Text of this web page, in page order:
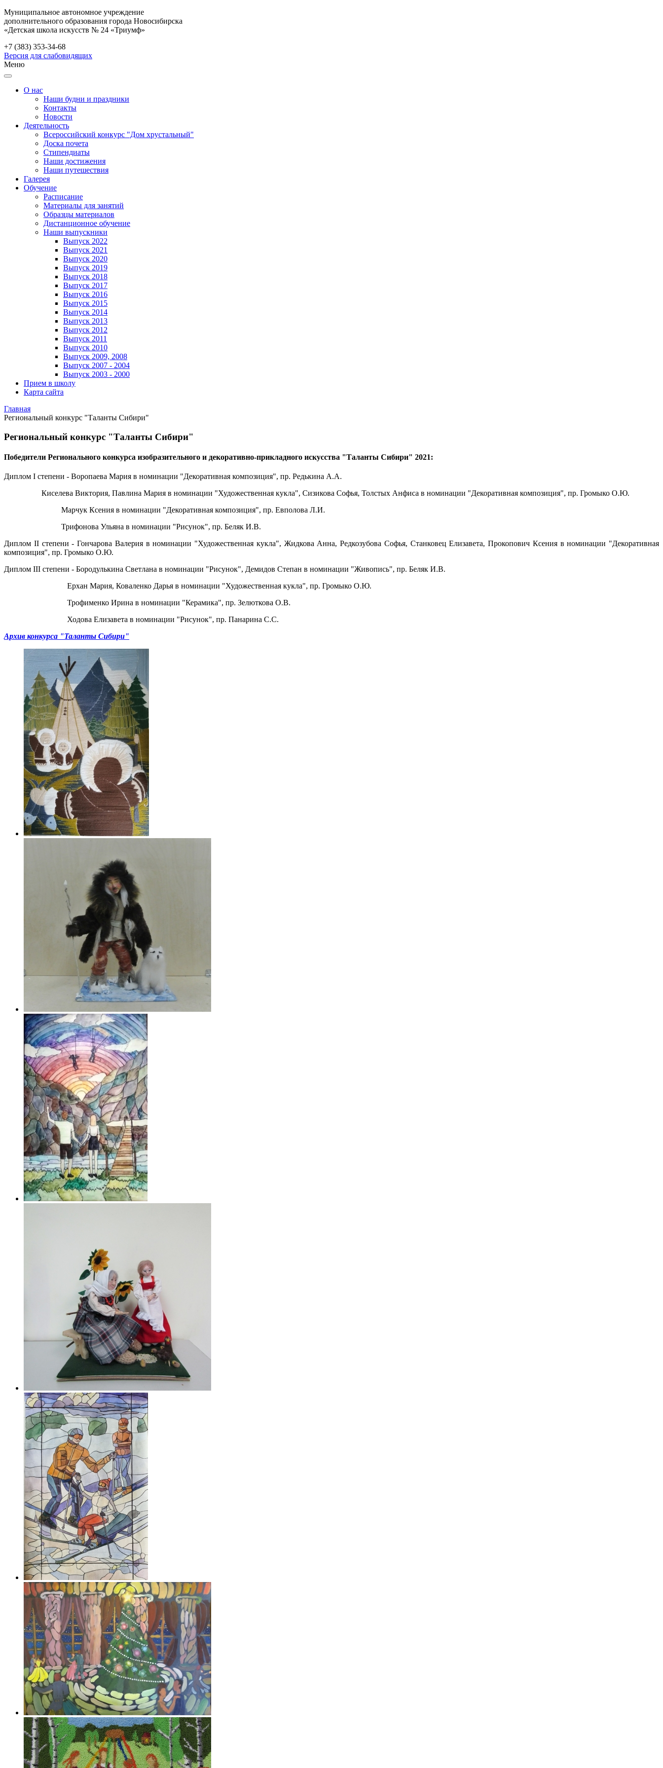
Муниципальное автономное учреждение
дополнительного образования города Новосибирска
«Детская школа искусств № 24 «Триумф»
+7 (383) 353-34-68
Версия для слабовидящих
Меню
О нас
Наши будни и праздники
Контакты
Новости
Деятельность
Всероссийский конкурс "Дом хрустальный"
Доска почета
Стипендиаты
Наши достижения
Наши путешествия
Галерея
Обучение
Расписание
Материалы для занятий
Образцы материалов
Дистанционное обучение
Наши выпускники
Выпуск 2022
Выпуск 2021
Выпуск 2020
Выпуск 2019
Выпуск 2018
Выпуск 2017
Выпуск 2016
Выпуск 2015
Выпуск 2014
Выпуск 2013
Выпуск 2012
Выпуск 2011
Выпуск 2010
Выпуск 2009, 2008
Выпуск 2007 - 2004
Выпуск 2003 - 2000
Прием в школу
Карта сайта
Главная
Региональный конкурс "Таланты Сибири"
Региональный конкурс "Таланты Сибири"
Победители Регионального конкурса изобразительного и декоративно-прикладного искусства "Таланты Сибири" 2021:
Диплом I степени - Воропаева Мария в номинации "Декоративная композиция", пр. Редькина А.А.
Киселева Виктория, Павлина Мария в номинации "Художественная кукла", Сизикова Софья, Толстых Анфиса в номинации "Декоративная композиция", пр. Громыко О.Ю.
Марчук Ксения в номинации "Декоративная композиция", пр. Евполова Л.И.
Трифонова Ульяна в номинации "Рисунок", пр. Беляк И.В.
Диплом II степени - Гончарова Валерия в номинации "Художественная кукла", Жидкова Анна, Редкозубова Софья, Станковец Елизавета, Прокопович Ксения в номинации "Декоративная
композиция", пр. Громыко О.Ю.
Диплом III степени - Бородулькина Светлана в номинации "Рисунок", Демидов Степан в номинации "Живопись", пр. Беляк И.В.
Ерхан Мария, Коваленко Дарья в номинации "Художественная кукла", пр. Громыко О.Ю.
Трофименко Ирина в номинации "Керамика", пр. Зелюткова О.В.
Ходова Елизавета в номинации "Рисунок", пр. Панарина С.С.
Архив конкурса "Таланты Сибири"